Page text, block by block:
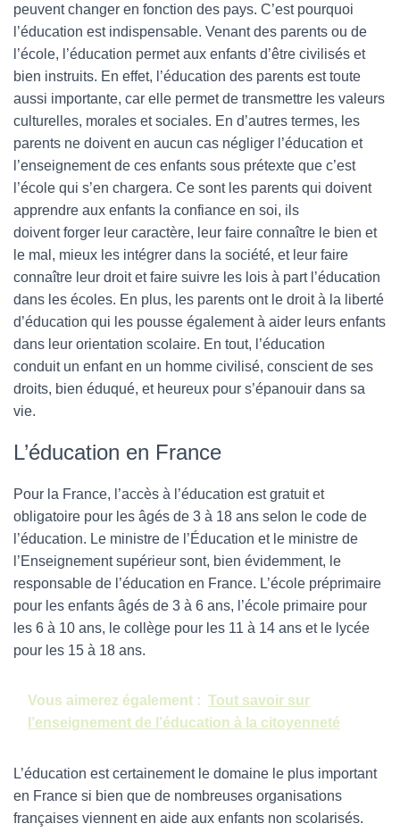
peuvent changer en fonction des pays. C’est pourquoi
l’éducation est indispensable. Venant des parents ou de
l’école, l’éducation permet aux enfants d’être civilisés et
bien instruits. En effet, l’éducation des parents est toute
aussi importante, car elle permet de transmettre les valeurs
culturelles, morales et sociales. En d’autres termes, les
parents ne doivent en aucun cas négliger l’éducation et
l’enseignement de ces enfants sous prétexte que c’est
l’école qui s’en chargera. Ce sont les parents qui doivent
apprendre aux enfants la confiance en soi, ils
doivent forger leur caractère, leur faire connaître le bien et
le mal, mieux les intégrer dans la société, et leur faire
connaître leur droit et faire suivre les lois à part l’éducation
dans les écoles. En plus, les parents ont le droit à la liberté
d’éducation qui les pousse également à aider leurs enfants
dans leur orientation scolaire. En tout, l’éducation
conduit un enfant en un homme civilisé, conscient de ses
droits, bien éduqué, et heureux pour s’épanouir dans sa
vie.
L’éducation en France
Pour la France, l’accès à l’éducation est gratuit et
obligatoire pour les âgés de 3 à 18 ans selon le code de
l’éducation. Le ministre de l’Éducation et le ministre de
l’Enseignement supérieur sont, bien évidemment, le
responsable de l’éducation en France. L’école préprimaire
pour les enfants âgés de 3 à 6 ans, l’école primaire pour
les 6 à 10 ans, le collège pour les 11 à 14 ans et le lycée
pour les 15 à 18 ans.
Vous aimerez également : Tout savoir sur
l’enseignement de l’éducation à la citoyenneté
L’éducation est certainement le domaine le plus important
en France si bien que de nombreuses organisations
françaises viennent en aide aux enfants non scolarisés.